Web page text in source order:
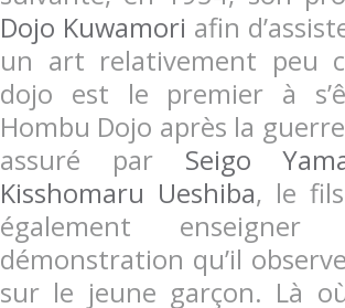
Dojo Kuwamori afin
un art relativement peu
dojo est le premier à
Hombu Dojo après la
assuré par Seigo
Kisshomaru Ueshiba, le
également enseigner
démonstration qu’il
sur le jeune garçon. Là